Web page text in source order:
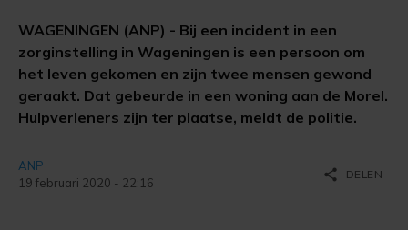
WAGENINGEN (ANP) - Bij een incident in een
zorginstelling in Wageningen is een persoon om
het leven gekomen en zijn twee mensen gewond
geraakt. Dat gebeurde in een woning aan de Morel.
Hulpverleners zijn ter plaatse, meldt de politie.
ANP
19 februari 2020 - 22:16
share DELEN